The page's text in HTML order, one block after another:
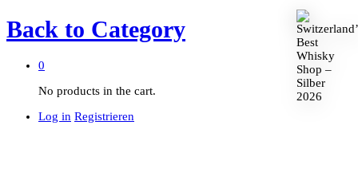
Back to Category
0
No products in the cart.
Log in Registrieren